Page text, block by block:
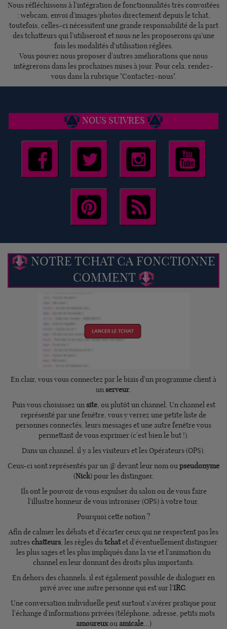
Nous réfléchissons à l'intégration de fonctionnalités très convoitées
: webcam, envoi d'images/photos directement depuis le tchat,
toutefois, celles-ci nécessitent une grande responsabilité de la part
des tchatteurs qui l'utiliseront et nous ne les proposerons qu'une
fois les modalités d'utilisation réglées.
Vous pouvez nous proposer d'autres améliorations que nous
intègrerons dans les prochaines mises à jour. Pour cela, rendez-
vous dans la rubrique "Contactez-nous".
NOUS SUIVRES
NOTRE TCHAT CA FONCTIONNE
COMMENT
En clair, vous vous connectez par le biais d'un programme client à
un serveur.
Puis vous choisissez un site, ou plutôt un channel. Un channel est
représenté par une fenêtre, vous y verrez une petite liste de
personnes connectés, leurs messages et une autre fenêtre vous
permettant de vous exprimer (c'est bien le but !).
Dans un channel, il y a les visiteurs et les Opérateurs (OPS).
Ceux-ci sont représentés par un @ devant leur nom oupseudonyme
(Nick) pour les distinguer.
Ils ont le pouvoir de vous expulser du salon ou de vous faire
l'illustre honneur de vous introniser (OPS) à votre tour.
Pourquoi cette notion ?
Afin de calmer les débats et d'écarter ceux qui ne respectent pas les
autreschatteurs, les règles dutchatet d'éventuellement distinguer
les plus sages et les plus impliqués dans la vie et l'animation du
channel en leur donnant des droits plus importants.
En dehors des channels, il est également possible de dialoguer en
privé avec une autre personne qui est sur l'IRC.
Une conversation individuelle peut surtout s'avérer pratique pour
l'échange d'informations privées (téléphone, adresse, petits mots
amoureuxouamicale...)